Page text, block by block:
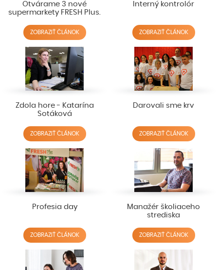
Otvárame 3 nové
supermarkety FRESH Plus.
ZOBRAZIŤ ČLÁNOK
Interný kontrolór
ZOBRAZIŤ ČLÁNOK
Zdola hore - Katarína
Sotáková
ZOBRAZIŤ ČLÁNOK
Darovali sme krv
ZOBRAZIŤ ČLÁNOK
Profesia day
ZOBRAZIŤ ČLÁNOK
Manažér školiaceho
strediska
ZOBRAZIŤ ČLÁNOK